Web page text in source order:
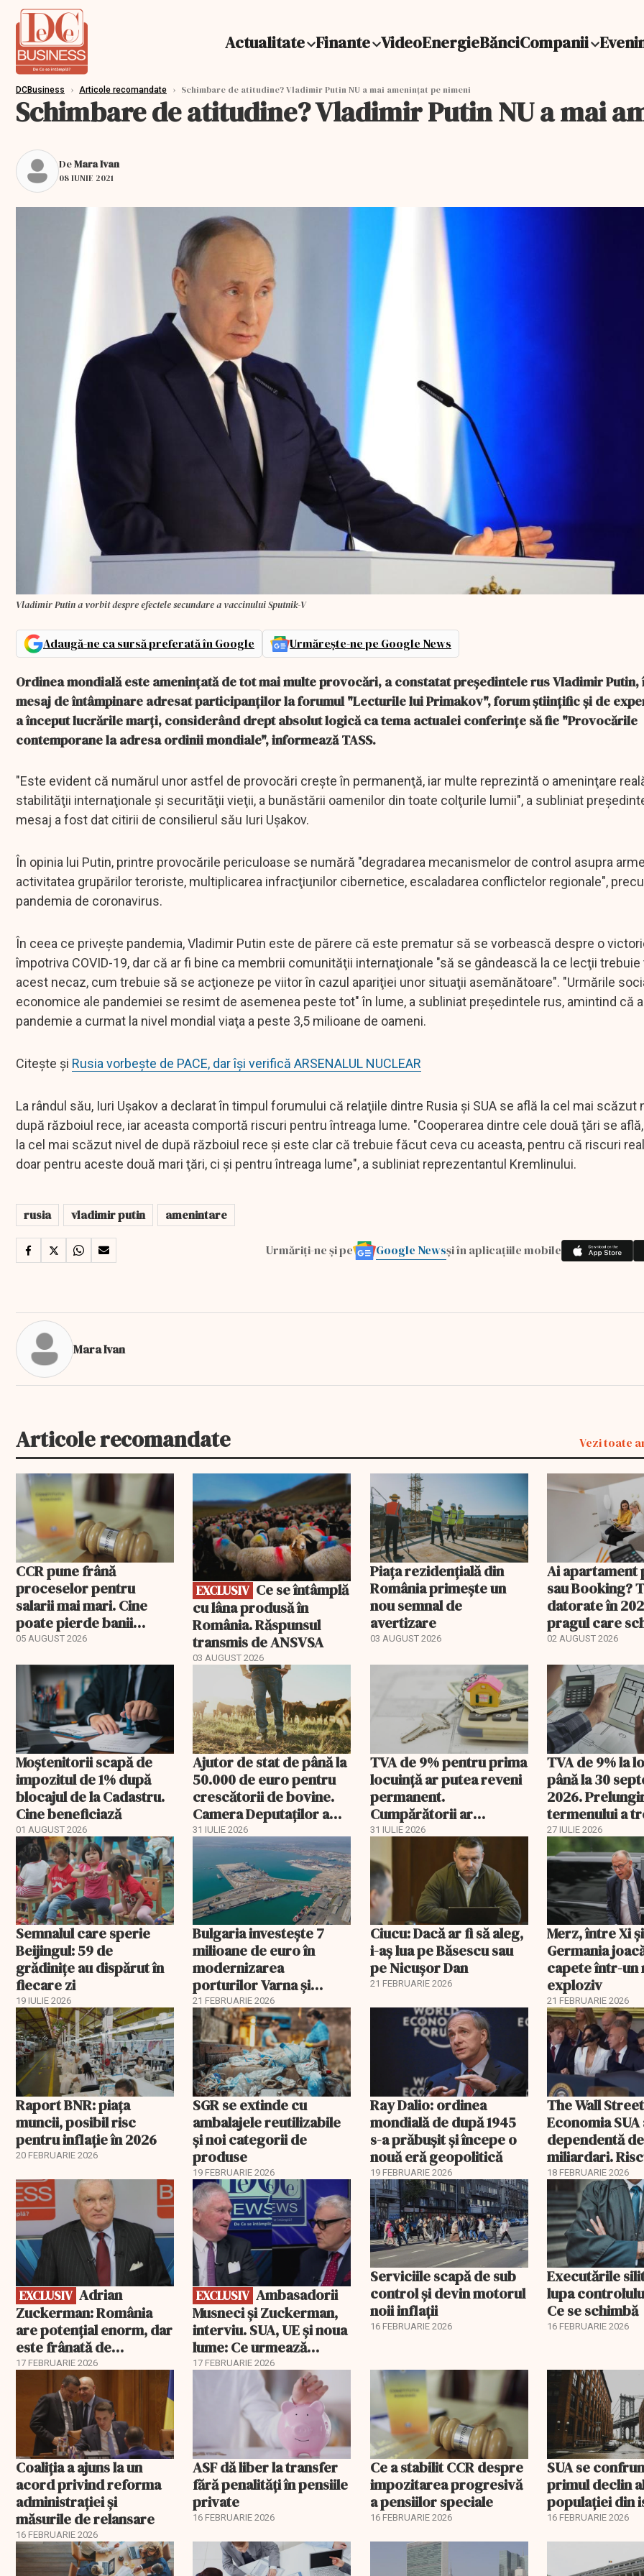
Actualitate Finante VideoEnergieBănciCompanii
DCBusiness › Articole recomandate › Schimbare de atitudine? Vladimir Putin NU a mai amenințat pe nimeni
Schimbare de atitudine? Vladimir Putin NU a mai
DeMara Ivan
08 IUNIE 2021
Vladimir Putin a vorbit despre efectele secundare a vaccinului Sputnik-V
Adaugă-ne ca sursă preferată în Google Urmărește-ne pe Google News
Ordinea mondială este ameninţată de tot mai multe provocări, a constatat preşedintele rus Vladimir Putin,
mesaj de întâmpinare adresat participanţilor la forumul "Lecturile lui Primakov", forum ştiinţific şi de
a început lucrările marţi, considerând drept absolut logică ca tema actualei conferinţe să fie "Provocările
contemporane la adresa ordinii mondiale", informează TASS.
"Este evident că numărul unor astfel de provocări creşte în permanenţă, iar multe reprezintă o ameninţare
stabilităţii internaţionale şi securităţii vieţii, a bunăstării oamenilor din toate colţurile lumii", a subliniat
mesaj a fost dat citirii de consilierul său Iuri Uşakov.
În opinia lui Putin, printre provocările periculoase se numără "degradarea mecanismelor de control asupra
activitatea grupărilor teroriste, multiplicarea infracţiunilor cibernetice, escaladarea conflictelor regionale",
pandemia de coronavirus.
În ceea ce priveşte pandemia, Vladimir Putin este de părere că este prematur să se vorbească despre o
împotriva COVID-19, dar că ar fi bine ca membrii comunităţii internaţionale "să se gândească la ce lecţii trebuie
acest necaz, cum trebuie să se acţioneze pe viitor în cazul apariţiei unor situaţii asemănătoare". "Urmările
economice ale pandemiei se resimt de asemenea peste tot" în lume, a subliniat preşedintele rus, amintind că
pandemie a curmat la nivel mondial viaţa a peste 3,5 milioane de oameni.
Citește și Rusia vorbește de PACE, dar își verifică ARSENALUL NUCLEAR
La rândul său, Iuri Uşakov a declarat în timpul forumului că relaţiile dintre Rusia şi SUA se află la cel mai scăzut
după războiul rece, iar aceasta comportă riscuri pentru întreaga lume. "Cooperarea dintre cele două ţări se
la cel mai scăzut nivel de după războiul rece şi este clar că trebuie făcut ceva cu aceasta, pentru că riscuri
doar pentru aceste două mari ţări, ci şi pentru întreaga lume", a subliniat reprezentantul Kremlinului.
rusia vladimir putin amenintare
Urmăriți-ne și pe Google Newsși în aplicațiile mobile
Mara Ivan
Articole recomandate Vezi toate
CCR pune frână
proceselor pentru
salarii mai mari. Cine
poate pierde banii
ceruți statului
05 AUGUST 2026
EXCLUSIV
EXCLUSIV
cu lâna produsă în
România. Răspunsul
transmis de ANSVSA
03 AUGUST 2026
Piața rezidențială din
România primește un
nou semnal de
avertizare
03 AUGUST 2026
Ai apartament
sau Booking?
datorate în
pragul care
regimul fiscal
02 AUGUST 2026
Moștenitorii scapă de
impozitul de 1% după
blocajul de la Cadastru.
Cine beneficiază
01 AUGUST 2026
Ajutor de stat de până la
50.000 de euro pentru
crescătorii de bovine.
Camera Deputaților a
aprobat schema
31 IULIE 2026
TVA de 9% pentru prima
locuință ar putea reveni
permanent.
Cumpărătorii ar
economisi zeci de mii de
31 IULIE 2026
TVA de 9% la
până la 30
2026.
termenului a
comisia din
27 IULIE 2026
Semnalul care sperie
Beijingul: 59 de
grădinițe au dispărut în
fiecare zi
19 IULIE 2026
Bulgaria investește 7
milioane de euro în
modernizarea
porturilor Varna și
Burgas
21 FEBRUARIE 2026
Ciucu: Dacă ar fi să aleg,
i-aș lua pe Băsescu sau
pe Nicușor Dan
21 FEBRUARIE 2026
Merz, între Xi
Germania
capete într-un
exploziv
21 FEBRUARIE 2026
Raport BNR: piața
muncii, posibil risc
pentru inflație în 2026
20 FEBRUARIE 2026
SGR se extinde cu
ambalajele reutilizabile
și noi categorii de
produse
19 FEBRUARIE 2026
Ray Dalio: ordinea
mondială de după 1945
s-a prăbușit și începe o
nouă eră geopolitică
19 FEBRUARIE 2026
The Wall
Economia
dependentă de
miliardari.
pentru burse
18 FEBRUARIE 2026
EXCLUSIV
EXCLUSIV
Zuckerman: România
are potențial enorm, dar
este frânată de
corupție, companii de
stat și influența
propagandei ruse
17 FEBRUARIE 2026
EXCLUSIV
EXCLUSIV Ambasadorii
Musneci și Zuckerman,
interviu. SUA, UE și noua
lume: Ce urmează
pentru România
17 FEBRUARIE 2026
Serviciile scapă de sub
control și devin motorul
noii inflații
16 FEBRUARIE 2026
Executările
lupa
Ce se schimbă
16 FEBRUARIE 2026
Coaliția a ajuns la un
acord privind reforma
administrației și
măsurile de relansare
16 FEBRUARIE 2026
ASF dă liber la transfer
fără penalități în pensiile
private
16 FEBRUARIE 2026
Ce a stabilit CCR despre
impozitarea progresivă
a pensiilor speciale
16 FEBRUARIE 2026
SUA se
primul declin
populației din
16 FEBRUARIE 2026